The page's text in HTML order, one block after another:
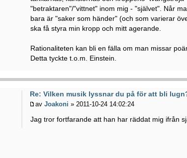
"betraktaren"/"vittnet" inom mig - "självet". Når
bara är "saker som händer" (och som varierar
ska få styra min kropp och mitt agerande.
Rationaliteten kan bli en fälla om man missar
Detta tyckte t.o.m. Einstein.
Re: Vilken musik lyssnar du på för att bli
avJoakoni » 2011-10-24 14:02:24
Jag tror fortfarande att han har räddat mig ifrån